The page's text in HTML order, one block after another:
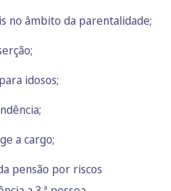
no âmbito da parentalidade;
idosos;
a cargo;
pensão por riscos